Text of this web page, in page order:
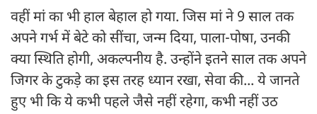
वहीं मां का भी हाल बेहाल हो गया. जिस मां ने 9 साल तक
अपने गर्भ में बेटे को सींचा, जन्म दिया, पाला-पोषा, उनकी
क्या स्थिति होगी, अकल्पनीय है. उन्होंने इतने साल तक अपने
जिगर के टुकड़े का इस तरह ध्यान रखा, सेवा की... ये जानते
हुए भी कि ये कभी पहले जैसे नहीं रहेगा, कभी नहीं उठ